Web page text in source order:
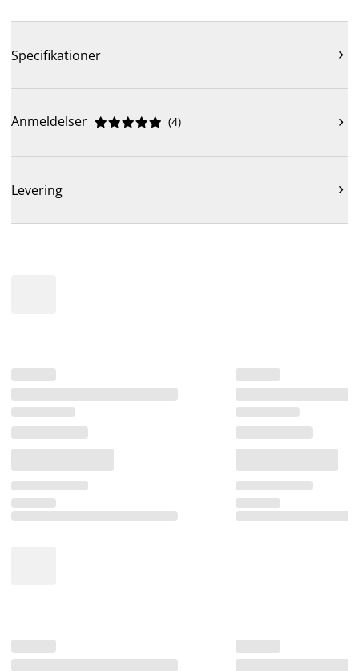
Specifikationer 
Anmeldelser 




 (4) 
Levering 